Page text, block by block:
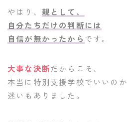
やはり、 親として、
自分たちだけの判断には
自信が無かったから です。
大事な決断だからこそ、
本当に特別支援学校でいいのか
迷いもありました。